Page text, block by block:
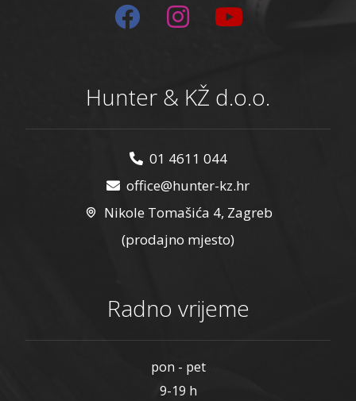
Hunter & KŽ d.o.o.
01 4611 044
office@hunter-kz.hr
Nikole Tomašića 4, Zagreb
(prodajno mjesto)
Radno vrijeme
pon - pet
9-19 h